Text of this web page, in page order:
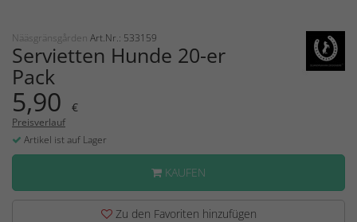
Nääsgränsgården Art.Nr.: 533159
Servietten Hunde 20-er
Pack
5,90 €
Preisverlauf
Artikel ist auf Lager
KAUFEN
Zu den Favoriten hinzufügen